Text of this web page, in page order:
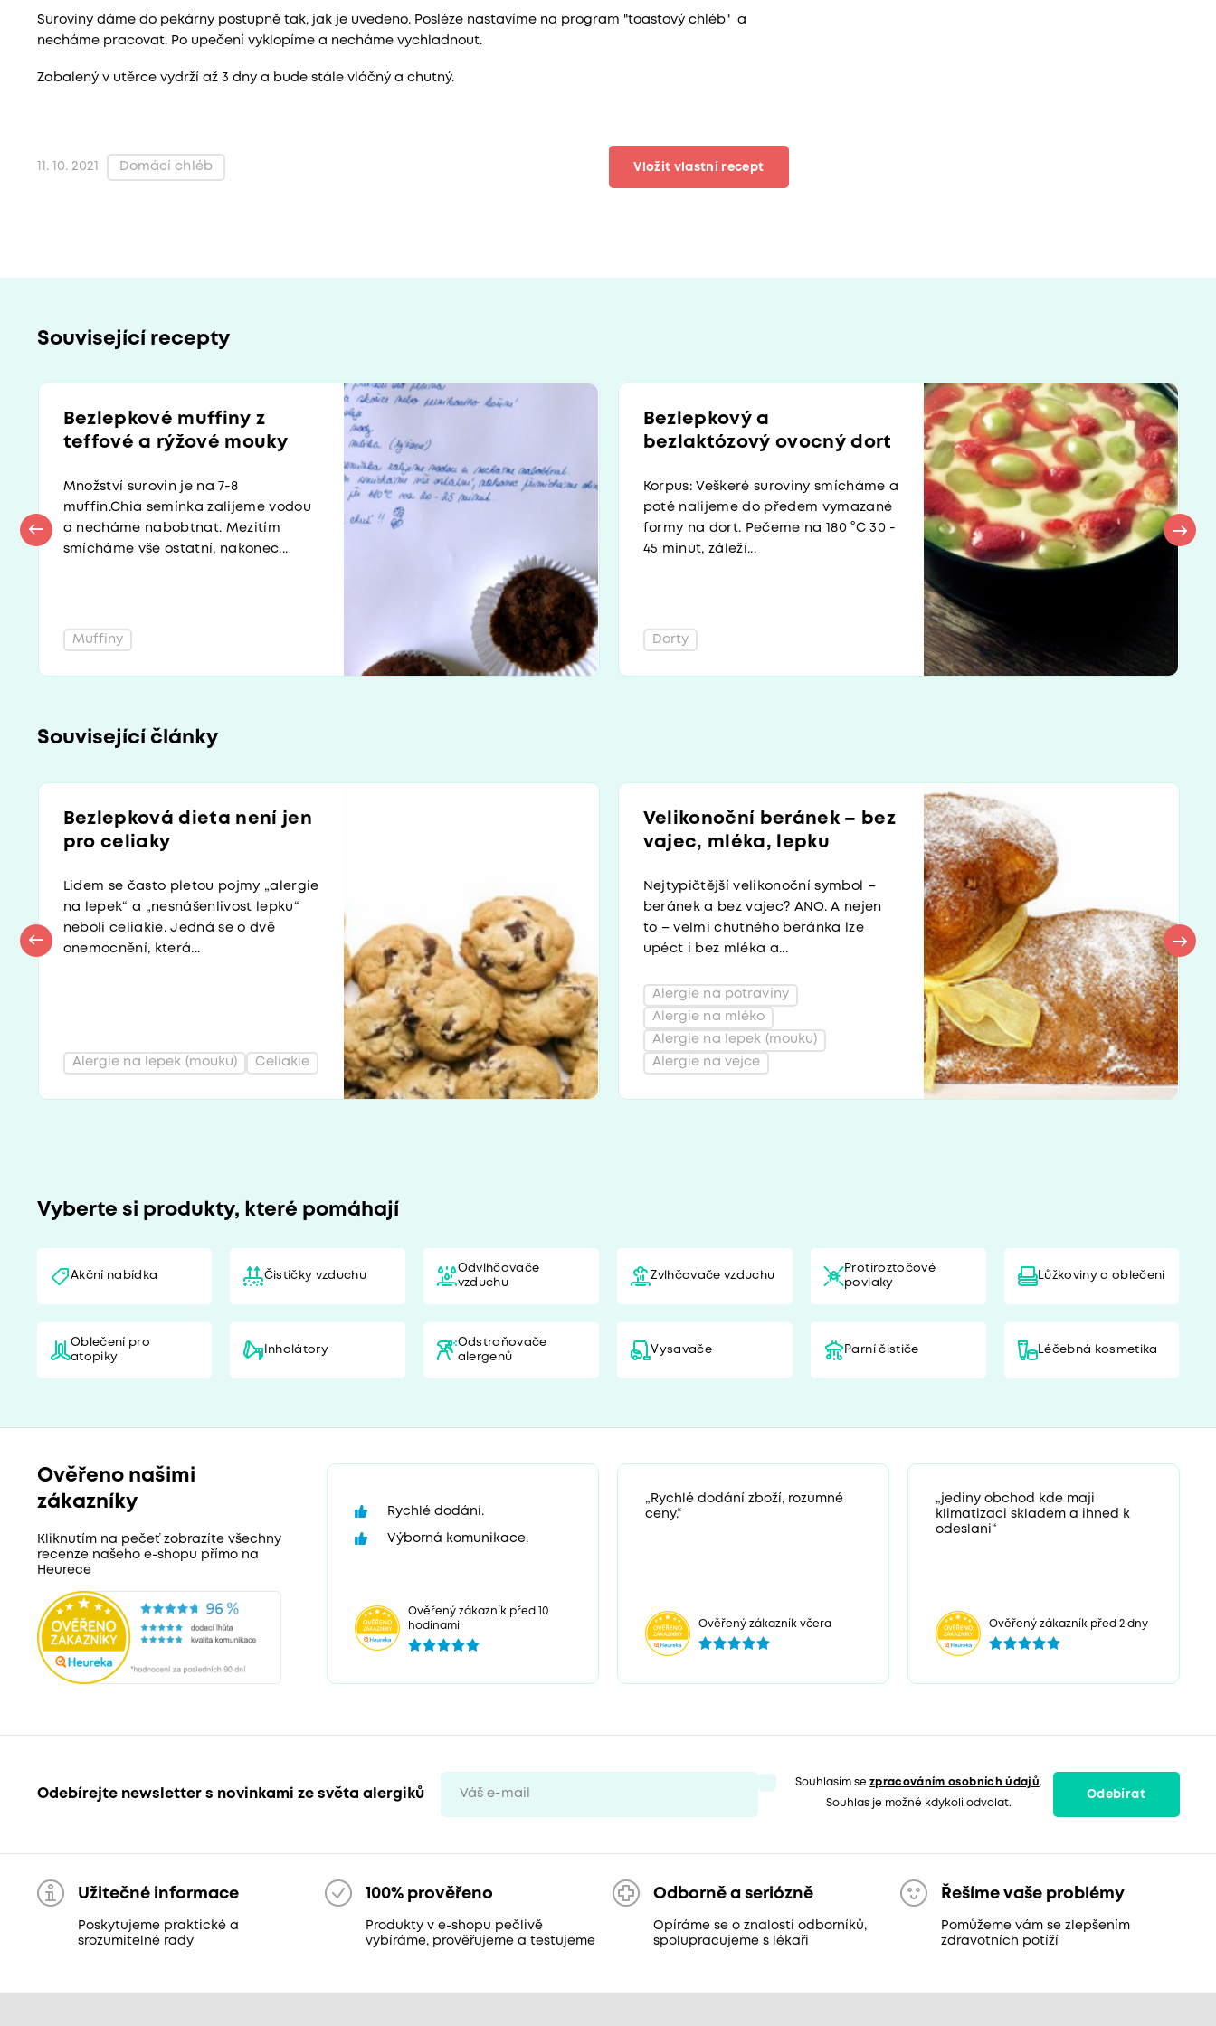
Suroviny dáme do pekárny postupně tak, jak je uvedeno. Posléze nastavíme na program "toastový chléb" a
necháme pracovat. Po upečení vyklopíme a necháme vychladnout.
Zabalený v utěrce vydrží až 3 dny a bude stále vláčný a chutný.
11. 10. 2021 Domácí chléb Vložit vlastní recept
Související recepty
Bezlepkové muffiny z
teffové a rýžové mouky
Množství surovin je na 7-8
muffin.Chia semínka zalijeme vodou
a necháme nabobtnat. Mezitím
smícháme vše ostatní, nakonec...
Muffiny
Bezlepkový a
bezlaktózový ovocný dort
Korpus: Veškeré suroviny smícháme a
poté nalijeme do předem vymazané
formy na dort. Pečeme na 180 °C 30 -
45 minut, záleží...
Dorty
Související články
Bezlepková dieta není jen
pro celiaky
Lidem se často pletou pojmy „alergie
na lepek“ a „nesnášenlivost lepku“
neboli celiakie. Jedná se o dvě
onemocnění, která...
Alergie na lepek (mouku) Celiakie
Velikonoční beránek – bez
vajec, mléka, lepku
Nejtypičtější velikonoční symbol –
beránek a bez vajec? ANO. A nejen
to – velmi chutného beránka lze
upéct i bez mléka a...
Alergie na vejce
Alergie na lepek (mouku)
Alergie na mléko
Alergie na potraviny
Vyberte si produkty, které pomáhají
Akční nabídka Čističky vzduchu
Odvlhčovače
vzduchu
Zvlhčovače vzduchu
Protiroztočové
povlaky
Lůžkoviny a oblečení
Oblečení pro
atopiky
Inhalátory
Odstraňovače
alergenů
Vysavače Parní čističe Léčebná kosmetika
Ověřeno našimi
zákazníky
Kliknutím na pečeť zobrazíte všechny
recenze našeho e-shopu přímo na
Heurece
Rychlé dodání.
Výborná komunikace.
Ověřený zákazník před 10
hodinami
„Rychlé dodání zboží, rozumné
ceny.“
Ověřený zákazník včera
„jediny obchod kde maji
klimatizaci skladem a ihned k
odeslani“
Ověřený zákazník před 2 dny
Odebírejte newsletter s novinkami ze světa alergiků
Souhlasím sezpracováním osobních údajů.
Souhlas je možné kdykoli odvolat.
Odebírat
Užitečné informace
Poskytujeme praktické a
srozumitelné rady
100% prověřeno
Produkty v e-shopu pečlivě
vybíráme, prověřujeme a testujeme
Odborně a seriózně
Opíráme se o znalosti odborníků,
spolupracujeme s lékaři
Řešíme vaše problémy
Pomůžeme vám se zlepšením
zdravotních potíží